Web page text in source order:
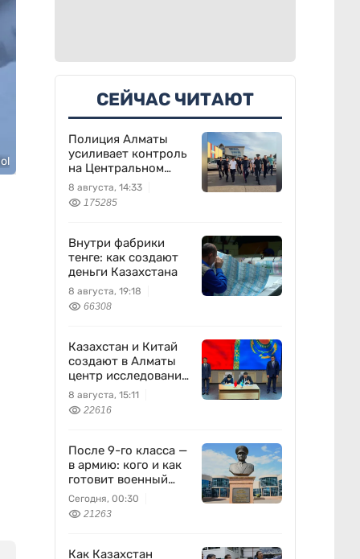
СЕЙЧАС ЧИТАЮТ
Полиция Алматы
усиливает контроль
на Центральном
вещевом рынке
8 августа, 14:33
175285
Внутри фабрики
тенге: как создают
деньги Казахстана
8 августа, 19:18
66308
Казахстан и Китай
создают в Алматы
центр исследований
землетрясений
8 августа, 15:11
22616
После 9-го класса —
в армию: кого и как
готовит военный
колледж
Сегодня, 00:30
21263
Как Казахстан